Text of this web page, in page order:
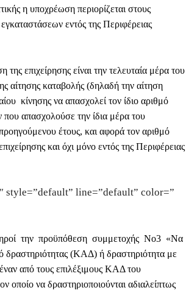
η υποχρέωση περιορίζεται στους
εντός της Περιφέρειας
επιχείρησης είναι την τελευταία μέρα του
αίτησης καταβολής (δηλαδή την αίτηση
κίνησης να απασχολεί τον ίδιο αριθμό
απασχολούσε την ίδια μέρα του
έτους, και αφορά τον αριθμό
και όχι μόνο εντός της Περιφέρειας
style=”default” line=”default” color=”
την προϋπόθεση συμμετοχής Νο3 «Να
δραστηριότητας (ΚΑΔ) ή δραστηριότητα με
από τους επιλέξιμους ΚΑΔ του
οποίο να δραστηριοποιούνται αδιαλείπτως